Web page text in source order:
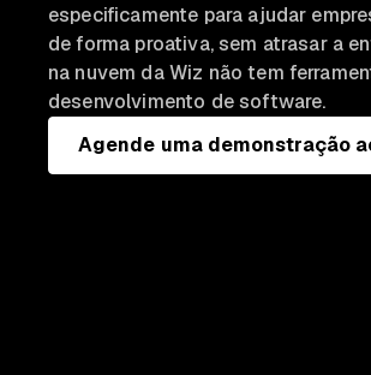
especificamente para ajudar
de forma proativa, sem atrasar a
na nuvem da Wiz não tem
desenvolvimento de software.
Agende uma demonstração